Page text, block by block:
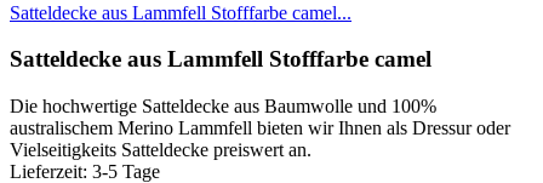
Satteldecke aus Lammfell Stofffarbe camel...
Satteldecke aus Lammfell Stofffarbe camel
Die hochwertige Satteldecke aus Baumwolle und 100%
australischem Merino Lammfell bieten wir Ihnen als Dressur oder
Vielseitigkeits Satteldecke preiswert an.
Lieferzeit: 3-5 Tage